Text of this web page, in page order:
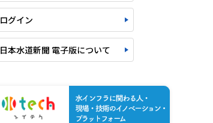
ログイン
日本水道新聞 電子版について